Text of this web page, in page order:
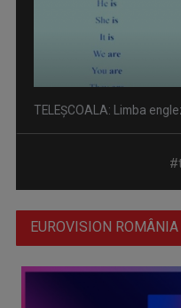
TELEȘCOALA: Limba
EUROVISION ROMÂNIA